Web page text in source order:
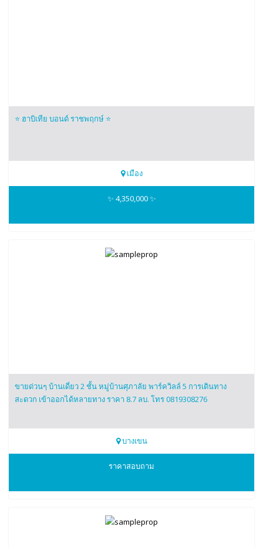
099-4593653
⭐️ ฮาบิเทีย บอนด์ ราชพฤกษ์ ⭐️
เมือง
✨ 4,350,000 ✨
0819308276
ขายด่วนๆ บ้านเดี่ยว 2 ชั้น หมู่บ้านศุภาลัย พาร์ควิลล์ 5 การเดินทาง
สะดวก เข้าออกได้หลายทาง ราคา 8.7 ลบ. โทร 0819308276
บางเขน
ราคาสอบถาม